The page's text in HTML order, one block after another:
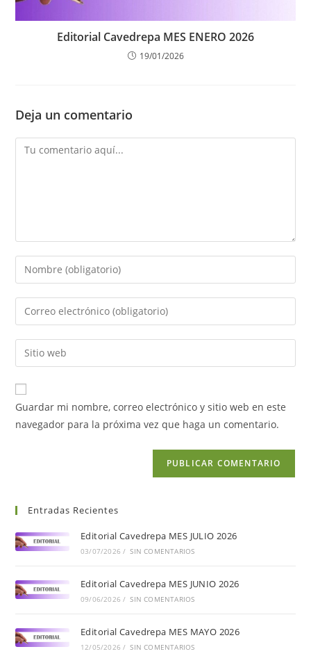
Editorial Cavedrepa MES ENERO 2026
19/01/2026
Deja un comentario
Guardar mi nombre, correo electrónico y sitio web en este
navegador para la próxima vez que haga un comentario.
Entradas Recientes
Editorial Cavedrepa MES JULIO 2026
03/07/2026 / SIN COMENTARIOS
Editorial Cavedrepa MES JUNIO 2026
09/06/2026 / SIN COMENTARIOS
Editorial Cavedrepa MES MAYO 2026
12/05/2026 / SIN COMENTARIOS